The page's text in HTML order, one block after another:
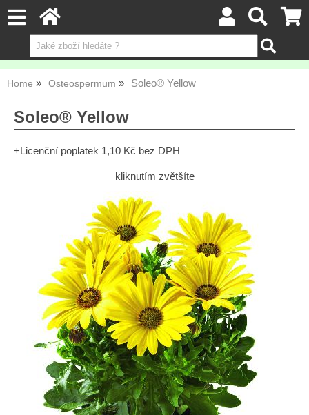
Home Osteospermum Soleo® Yellow
Soleo® Yellow
+Licenční poplatek 1,10 Kč bez DPH
kliknutím zvětšíte